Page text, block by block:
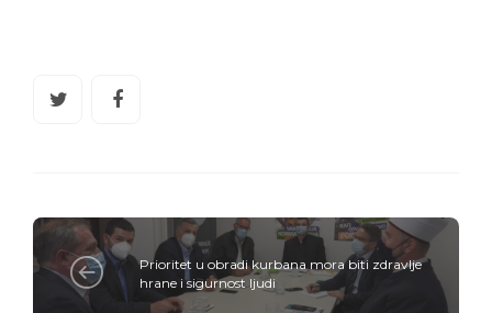
Prioritet u obradi kurbana mora biti zdravlje
hrane i sigurnost ljudi